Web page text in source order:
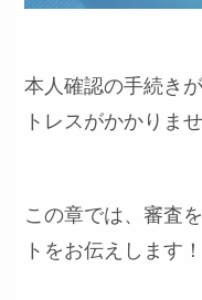
本人確認の手続き
トレスがかかりま
この章では、審査
トをお伝えします！